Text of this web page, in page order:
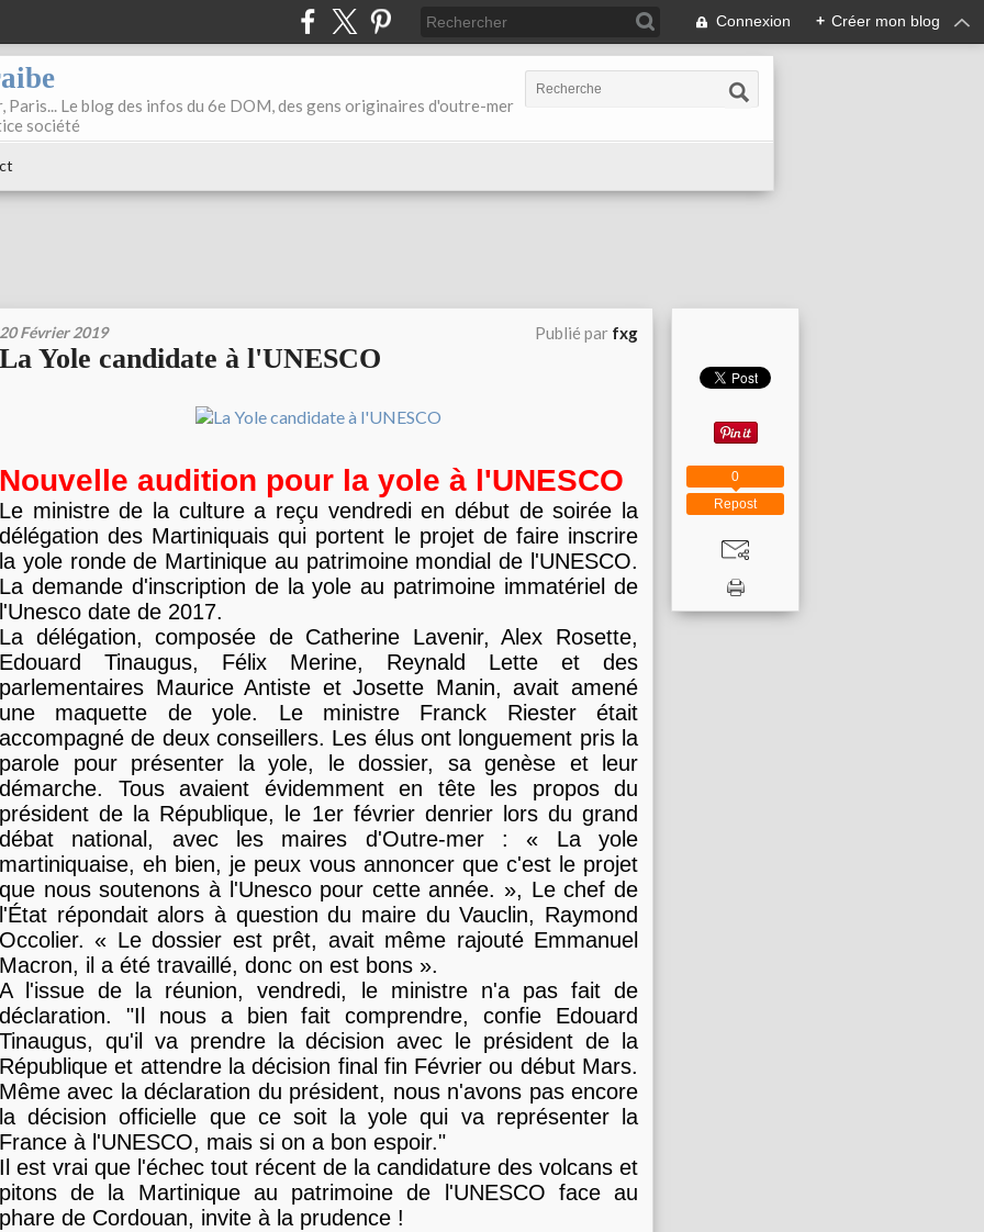
Connexion + Créer mon blog
Paris... Le blog des infos du 6e DOM, des gens originaires d'outre-mer
société
20 Février 2019 Publié par fxg
La Yole candidate à l'UNESCO
Nouvelle audition pour la yole à l'UNESCO
Le ministre de la culture a reçu vendredi en début de soirée la
délégation des Martiniquais qui portent le projet de faire inscrire
la yole ronde de Martinique au patrimoine mondial de l'UNESCO.
La demande d'inscription de la yole au patrimoine immatériel de
l'Unesco date de 2017.
La délégation, composée de Catherine Lavenir, Alex Rosette,
Edouard Tinaugus, Félix Merine, Reynald Lette et des
parlementaires Maurice Antiste et Josette Manin, avait amené
une maquette de yole. Le ministre Franck Riester était
accompagné de deux conseillers. Les élus ont longuement pris la
parole pour présenter la yole, le dossier, sa genèse et leur
démarche. Tous avaient évidemment en tête les propos du
président de la République, le 1er février denrier lors du grand
débat national, avec les maires d'Outre-mer : « La yole
martiniquaise, eh bien, je peux vous annoncer que c'est le projet
que nous soutenons à l'Unesco pour cette année. », Le chef de
l'État répondait alors à question du maire du Vauclin, Raymond
Occolier. « Le dossier est prêt, avait même rajouté Emmanuel
Macron, il a été travaillé, donc on est bons ».
A l'issue de la réunion, vendredi, le ministre n'a pas fait de
déclaration. "Il nous a bien fait comprendre, confie Edouard
Tinaugus, qu'il va prendre la décision avec le président de la
République et attendre la décision final fin Février ou début Mars.
Même avec la déclaration du président, nous n'avons pas encore
la décision officielle que ce soit la yole qui va représenter la
France à l'UNESCO, mais si on a bon espoir."
Il est vrai que l'échec tout récent de la candidature des volcans et
pitons de la Martinique au patrimoine de l'UNESCO face au
phare de Cordouan, invite à la prudence !
Repost
0